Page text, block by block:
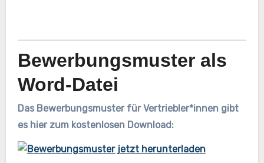
Bewerbungsmuster als
Word-Datei
Das Bewerbungsmuster für Vertriebler*innen gibt
es hier zum kostenlosen Download: